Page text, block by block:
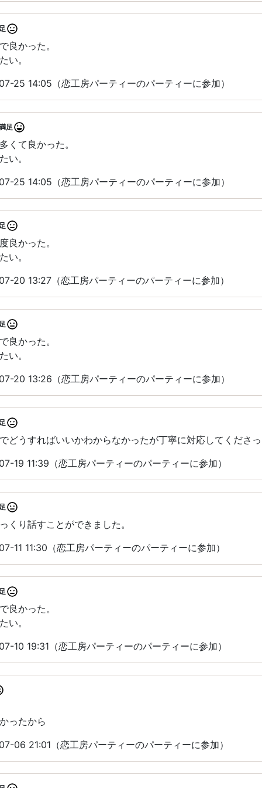
良かった。
い。
25 14:05（恋工房パーティーのパーティーに参加）
足
くて良かった。
い。
25 14:05（恋工房パーティーのパーティーに参加）
良かった。
い。
20 13:27（恋工房パーティーのパーティーに参加）
良かった。
い。
20 13:26（恋工房パーティーのパーティーに参加）
どうすればいいかわからなかったが丁寧に対応してくださ
19 11:39（恋工房パーティーのパーティーに参加）
くり話すことができました。
11 11:30（恋工房パーティーのパーティーに参加）
良かった。
い。
10 19:31（恋工房パーティーのパーティーに参加）
ったから
06 21:01（恋工房パーティーのパーティーに参加）